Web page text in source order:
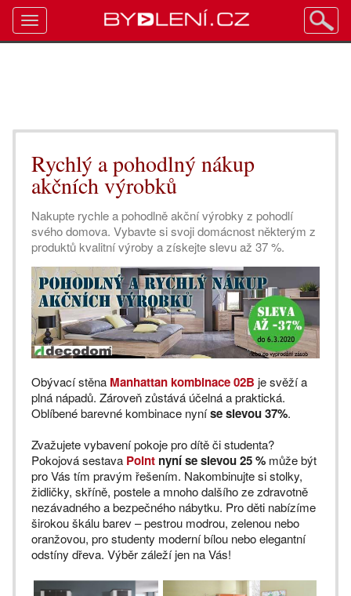
Rychlý a pohodlný nákup
akčních výrobků
Nakupte rychle a pohodlně akční výrobky z pohodlí
svého domova. Vybavte si svoji domácnost některým z
produktů kvalitní výroby a získejte slevu až 37 %.
Obývací stěna Manhattan kombinace 02B je svěží a
plná nápadů. Zároveň zůstává účelná a praktická.
Oblíbené barevné kombinace nyníse slevou 37%.
Zvažujete vybavení pokoje pro dítě či studenta?
Pokojová sestava Point nyní se slevou 25 % může být
pro Vás tím pravým řešením. Nakombinujte si stolky,
židličky, skříně, postele a mnoho dalšího ze zdravotně
nezávadného a bezpečného nábytku. Pro děti nabízíme
širokou škálu barev – pestrou modrou, zelenou nebo
oranžovou, pro studenty moderní bílou nebo elegantní
odstíny dřeva. Výběr záleží jen na Vás!
Toggle
navigation